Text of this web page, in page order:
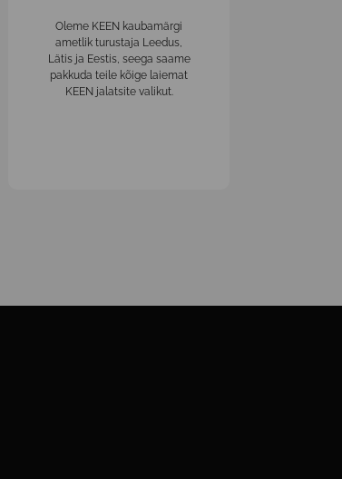
Oleme KEEN kaubamärgi
ametlik turustaja Leedus,
Lätis ja Eestis, seega saame
pakkuda teile kõige laiemat
KEEN jalatsite valikut.